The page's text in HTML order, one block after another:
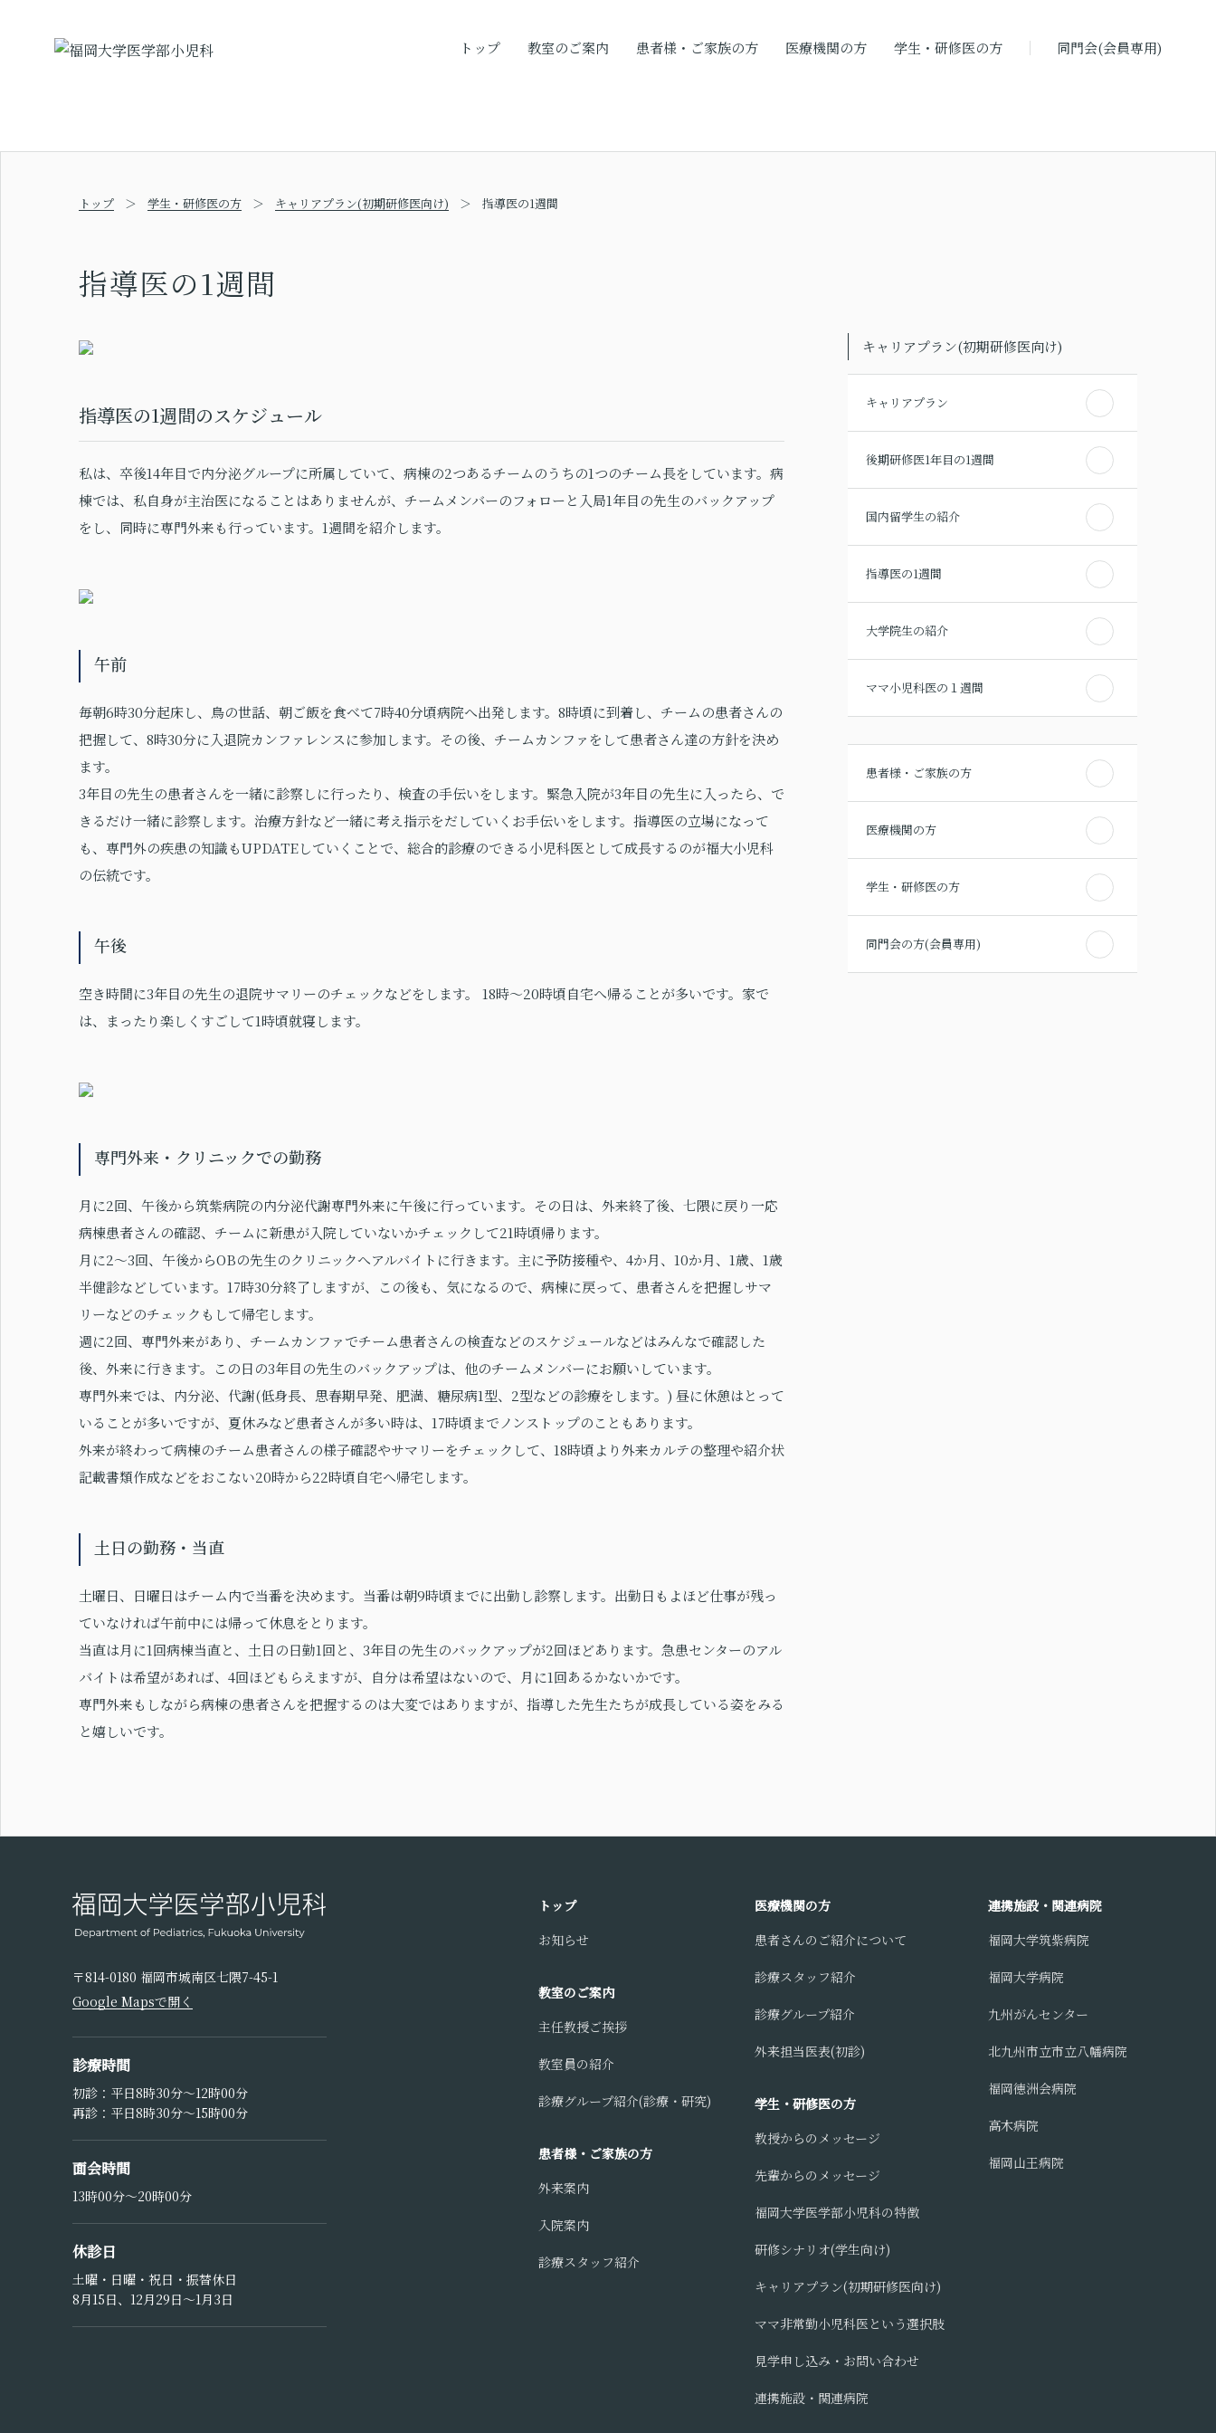
トップ 教室のご案内 患者様・ご家族の方 医療機関の方 学生・研修医の方 同門会(会員専用)
トップ 学生・研修医の方 キャリアプラン(初期研修医向け) 指導医の1週間
指導医の1週間
指導医の1週間のスケジュール
私は、卒後14年目で内分泌グループに所属していて、病棟の2つあるチームのうちの1つのチーム長をしています。病
棟では、私自身が主治医になることはありませんが、チームメンバーのフォローと入局1年目の先生のバックアップ
をし、同時に専門外来も行っています。1週間を紹介します。
午前
毎朝6時30分起床し、鳥の世話、朝ご飯を食べて7時40分頃病院へ出発します。8時頃に到着し、チームの患者さんの
把握して、8時30分に入退院カンファレンスに参加します。その後、チームカンファをして患者さん達の方針を決め
ます。
3年目の先生の患者さんを一緒に診察しに行ったり、検査の手伝いをします。緊急入院が3年目の先生に入ったら、で
きるだけ一緒に診察します。治療方針など一緒に考え指示をだしていくお手伝いをします。指導医の立場になって
も、専門外の疾患の知識もUPDATEしていくことで、総合的診療のできる小児科医として成長するのが福大小児科
の伝統です。
午後
空き時間に3年目の先生の退院サマリーのチェックなどをします。 18時～20時頃自宅へ帰ることが多いです。家で
は、まったり楽しくすごして1時頃就寝します。
専門外来・クリニックでの勤務
月に2回、午後から筑紫病院の内分泌代謝専門外来に午後に行っています。その日は、外来終了後、七隈に戻り一応
病棟患者さんの確認、チームに新患が入院していないかチェックして21時頃帰ります。
月に2〜3回、午後からOBの先生のクリニックへアルバイトに行きます。主に予防接種や、4か月、10か月、1歳、1歳
半健診などしています。17時30分終了しますが、この後も、気になるので、病棟に戻って、患者さんを把握しサマ
リーなどのチェックもして帰宅します。
週に2回、専門外来があり、チームカンファでチーム患者さんの検査などのスケジュールなどはみんなで確認した
後、外来に行きます。この日の3年目の先生のバックアップは、他のチームメンバーにお願いしています。
専門外来では、内分泌、代謝(低身長、思春期早発、肥満、糖尿病1型、2型などの診療をします。) 昼に休憩はとって
いることが多いですが、夏休みなど患者さんが多い時は、17時頃までノンストップのこともあります。
外来が終わって病棟のチーム患者さんの様子確認やサマリーをチェックして、18時頃より外来カルテの整理や紹介状
記載書類作成などをおこない20時から22時頃自宅へ帰宅します。
土日の勤務・当直
土曜日、日曜日はチーム内で当番を決めます。当番は朝9時頃までに出勤し診察します。出勤日もよほど仕事が残っ
ていなければ午前中には帰って休息をとります。
当直は月に1回病棟当直と、土日の日勤1回と、3年目の先生のバックアップが2回ほどあります。急患センターのアル
バイトは希望があれば、4回ほどもらえますが、自分は希望はないので、月に1回あるかないかです。
専門外来もしながら病棟の患者さんを把握するのは大変ではありますが、指導した先生たちが成長している姿をみる
と嬉しいです。
キャリアプラン(初期研修医向け)
キャリアプラン
後期研修医1年目の1週間
国内留学生の紹介
指導医の1週間
大学院生の紹介
ママ小児科医の１週間
患者様・ご家族の方
医療機関の方
学生・研修医の方
同門会の方(会員専用)
〒814-0180 福岡市城南区七隈7-45-1
Google Mapsで開く
診療時間
初診：平日8時30分〜12時00分
再診：平日8時30分〜15時00分
面会時間
13時00分〜20時00分
休診日
土曜・日曜・祝日・振替休日
8月15日、12月29日〜1月3日
トップ
お知らせ
教室のご案内
主任教授ご挨拶
教室員の紹介
診療グループ紹介(診療・研究)
患者様・ご家族の方
外来案内
入院案内
診療スタッフ紹介
医療機関の方
患者さんのご紹介について
診療スタッフ紹介
診療グループ紹介
外来担当医表(初診)
学生・研修医の方
教授からのメッセージ
先輩からのメッセージ
福岡大学医学部小児科の特徴
研修シナリオ(学生向け)
キャリアプラン(初期研修医向け)
ママ非常勤小児科医という選択肢
見学申し込み・お問い合わせ
連携施設・関連病院
連携施設・関連病院
福岡大学筑紫病院
福岡大学病院
九州がんセンター
北九州市立市立八幡病院
福岡徳洲会病院
高木病院
福岡山王病院